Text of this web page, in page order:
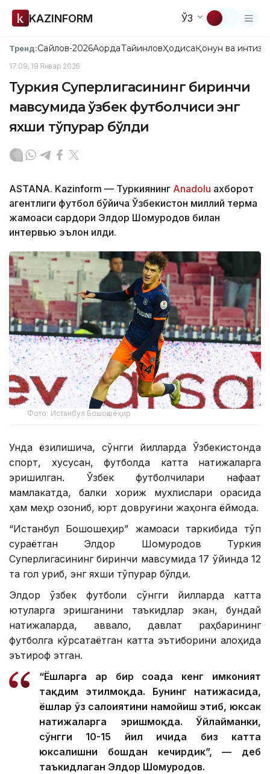
KAZINFORM ЎЗ
Тренд:Сайлов-2026АқордаТайинловҲодисаҚонун ва
17:09, 19 Январ 2026
Туркия Суперлигасининг биринчи
мавсумида ўзбек футболчиси энг
яхши тўпурар бўлди
ASTANA. Kazinform — Туркиянинг Anadolu ахборот
агентлиги футбол бўйича Ўзбекистон миллий терма
жамоаси сардори Элдор Шомуродов билан
интервью эълон қилди.
Фото: Истанбул Бошоқшеҳир
Унда ёзилишича, сўнгги йилларда Ўзбекистонда
спорт, хусусан, футболда катта натижаларга
эришилган. Ўзбек футболчилари нафақат
мамлакатда, балки хориж мухлислари орасида
ҳам меҳр қозониб, юрт довруғини жаҳонга ёймоқда.
“Истанбул Бошоқшеҳир” жамоаси таркибида тўп
сураётган Элдор Шомуродов Туркия
Суперлигасининг биринчи мавсумида 17 ўйинда 12
та гол уриб, энг яхши тўпурар бўлди.
Элдор ўзбек футболи сўнгги йилларда катта
ютуқларга эришганини таъкидлар экан, бундай
натижаларда, аввало, давлат раҳбарининг
футболга кўрсатаётган катта эътиборини алоҳида
эътироф этган.
“Ёшларга ҳар бир соҳада кенг имконият
тақдим этилмоқда. Бунинг натижасида,
ёшлар ўз салоҳиятини намойиш этиб, юксак
натижаларга эришмоқда. Ўйлайманки,
сўнгги 10-15 йил ичида биз катта
юксалишни бошдан кечирдик”, — деб
таъкидлаган Элдор Шомуродов.